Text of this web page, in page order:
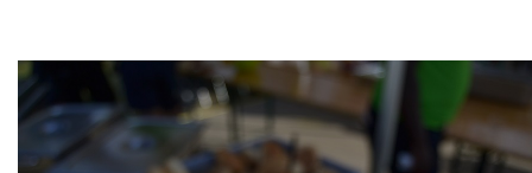
Das war 2018
Das war 2017